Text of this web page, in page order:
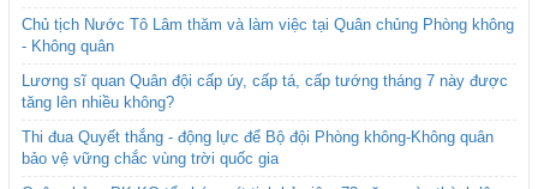
Chủ tịch Nước Tô Lâm thăm và làm việc tại Quân chủng Phòng không
- Không quân
Lương sĩ quan Quân đội cấp úy, cấp tá, cấp tướng tháng 7 này được
tăng lên nhiều không?
Thi đua Quyết thắng - động lực để Bộ đội Phòng không-Không quân
bảo vệ vững chắc vùng trời quốc gia